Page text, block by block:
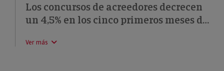
Los concursos de acreedores decrecen
un 4,5% en los cinco primeros meses de
Ver más